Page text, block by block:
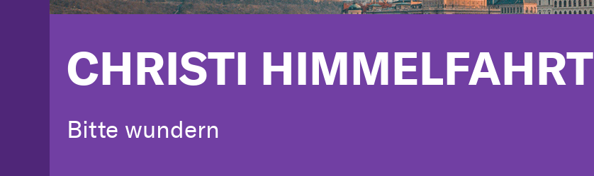
CHRISTI HIMMELFAHRT
Bitte wundern